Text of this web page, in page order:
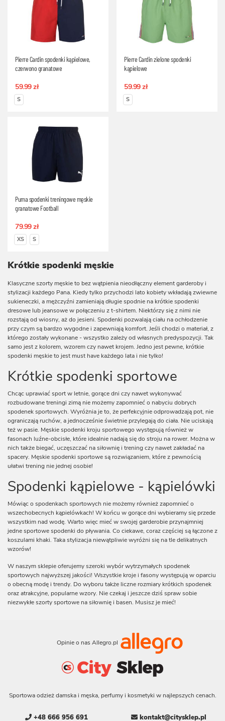
Pierre Cardin spodenki kąpielowe,
czerwono granatowe
59.99 zł
S
Pierre Cardin zielone spodenki
kąpielowe
59.99 zł
S
Puma spodenki treningowe męskie
granatowe Football
79.99 zł
XS S
Krótkie spodenki męskie
Klasyczne szorty męskie to bez wątpienia nieodłączny element garderoby i
stylizacji każdego Pana. Kiedy tylko przychodzi lato kobiety wkładają zwiewne
sukieneczki, a mężczyźni zamieniają długie spodnie na krótkie spodenki
dresowe lub jeansowe w połączeniu z t-shirtem. Niektórzy się z nimi nie
rozstają od wiosny, aż do jesieni. Spodenki pozwalają ciału na ochłodzenie
przy czym są bardzo wygodne i zapewniają komfort. Jeśli chodzi o materiał, z
którego zostały wykonane - wszystko zależy od własnych predyspozycji. Tak
samo jest z kolorem, wzorem czy nawet krojem. Jedno jest pewne, krótkie
spodenki męskie to jest must have każdego lata i nie tylko!
Krótkie spodenki sportowe
Chcąc uprawiać sport w letnie, gorące dni czy nawet wykonywać
rozbudowane treningi zimą nie możemy zapomnieć o nabyciu dobrych
spodenek sportowych. Wyróżnia je to, że perfekcyjnie odprowadzają pot, nie
ograniczają ruchów, a jednocześnie świetnie przylegają do ciała. Nie uciskają
też w pasie. Męskie spodenki kroju sportowego występują również w
fasonach luźne-obcisłe, które idealnie nadają się do stroju na rower. Można w
nich także biegać, uczęszczać na siłownię i trening czy nawet zakładać na
spacery. Męskie spodenki sportowe są rozwiązaniem, które z pewnością
ułatwi trening nie jednej osobie!
Spodenki kąpielowe - kąpielówki
Mówiąc o spodenkach sportowych nie możemy również zapomnieć o
wszechobecnych kąpielówkach! W końcu w gorące dni wybieramy się przede
wszystkim nad wodę. Warto więc mieć w swojej garderobie przynajmniej
jedne sportowe spodenki do pływania. Co ciekawe, coraz częściej są łączone z
koszulami khaki. Taka stylizacja niewątpliwie wyróżni się na tle delikatnych
wzorów!
W naszym sklepie oferujemy szeroki wybór wytrzymałych spodenek
sportowych najwyższej jakości! Wszystkie kroje i fasony występują w oparciu
o obecną modę i trendy. Do wyboru także liczne rozmiary krótkich spodenek
oraz atrakcyjne, popularne wzory. Nie czekaj i jeszcze dziś spraw sobie
niezwykłe szorty sportowe na siłownię i basen. Musisz je mieć!
Opinie o nas Allegro.pl
Sportowa odzież damska i męska, perfumy i kosmetyki w najlepszych cenach.
+48 666 956 691 kontakt@citysklep.pl